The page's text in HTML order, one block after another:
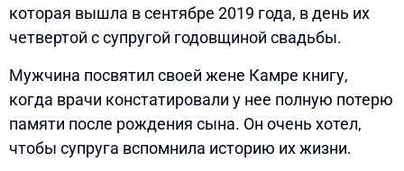
которая вышла в сентябре 2019 года, в день их
четвертой с супругой годовщиной свадьбы.
Мужчина посвятил своей жене Камре книгу,
когда врачи констатировали у нее полную потерю
памяти после рождения сына. Он очень хотел,
чтобы супруга вспомнила историю их жизни.